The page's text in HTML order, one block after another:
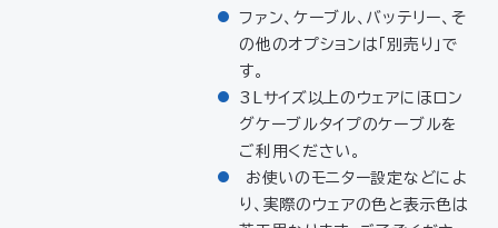
ファン、ケーブル、バッテリー、そ
の他のオプションは「別売り」で
す。
3Lサイズ以上のウェアにほロン
グケーブルタイプのケーブルを
ご利用ください。
お使いのモニター設定などによ
り、実際のウェアの色と表示色は